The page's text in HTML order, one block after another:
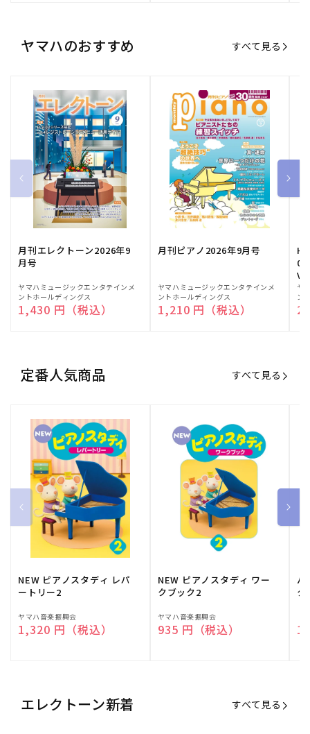
ヤマハのおすすめ すべて見る
月刊エレクトーン2026年9
月号
販
売
元:
ヤマハミュージックエンタテインメ
ントホールディングス
通常価格
1,430 円（税込）
月刊ピアノ2026年9月号
販
売
元:
ヤマハミュージックエンタテインメ
ントホールディングス
通常価格
1,210 円（税込）
販
売
元:
ヤ
ン
定番人気商品 すべて見る
NEW ピアノスタディ レパ
ートリー2
販
売
ヤマハ音楽振興会
通常価格
1,320 円（税込）
NEW ピアノスタディ ワー
クブック2
販
売
ヤマハ音楽振興会
通常価格
935 円（税込）
バ
ク
売
エレクトーン新着 すべて見る